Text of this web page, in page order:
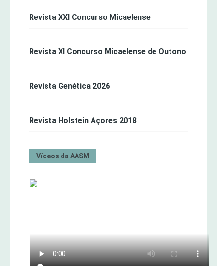
Revista XXI Concurso Micaelense
Revista XI Concurso Micaelense de Outono
Revista Genética 2026
Revista Holstein Açores 2018
Vídeos da AASM